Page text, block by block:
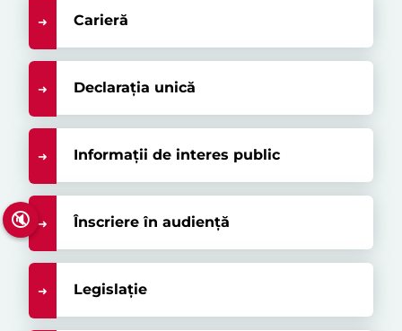
Carieră
Declarația unică
Informații de interes public
Înscriere în audiență
Legislație
🔇